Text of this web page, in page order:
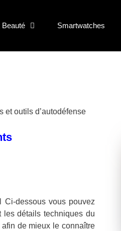
Beauté Smartwatches
et outils d’autodéfense
Ci-dessous vous pouvez
détails techniques du
de mieux le connaître